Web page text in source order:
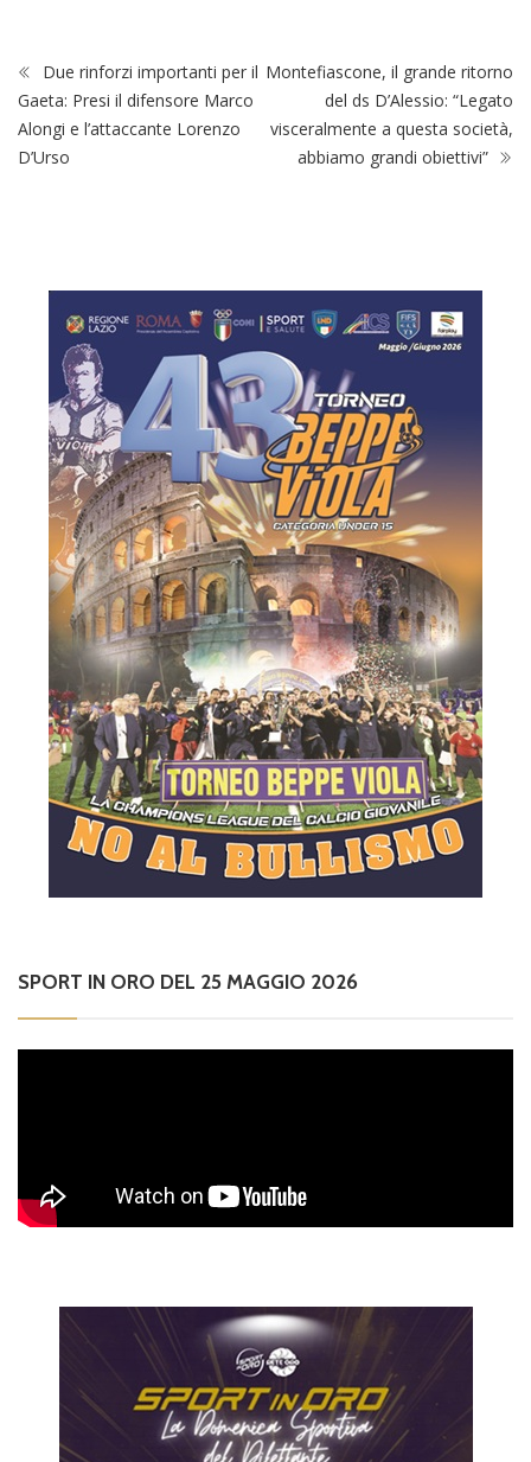
Due rinforzi importanti per il
Gaeta: Presi il difensore Marco
Alongi e l’attaccante Lorenzo
D’Urso
Montefiascone, il grande ritorno
del ds D’Alessio: “Legato
visceralmente a questa società,
abbiamo grandi obiettivi”
SPORT IN ORO DEL 25 MAGGIO 2026